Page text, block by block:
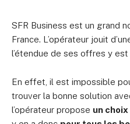
SFR Business est un grand
France. L’opérateur jouit
l’étendue de ses offres y est
En effet, il est impossible
trouver la bonne solution
l’opérateur propose un